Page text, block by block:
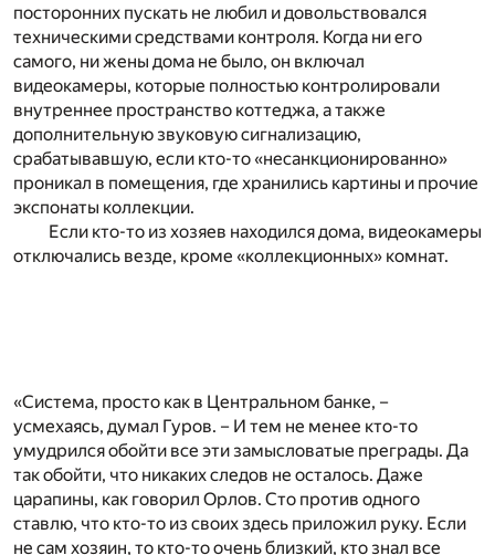
посторонних пускать не любил и довольствовался
техническими средствами контроля. Когда ни его
самого, ни жены дома не было, он включал
видеокамеры, которые полностью контролировали
внутреннее пространство коттеджа, а также
дополнительную звуковую сигнализацию,
срабатывавшую, если кто-то «несанкционированно»
проникал в помещения, где хранились картины и прочие
экспонаты коллекции.
Если кто-то из хозяев находился дома, видеокамеры
отключались везде, кроме «коллекционных» комнат.
«Система, просто как в Центральном банке, –
усмехаясь, думал Гуров. – И тем не менее кто-то
умудрился обойти все эти замысловатые преграды. Да
так обойти, что никаких следов не осталось. Даже
царапины, как говорил Орлов. Сто против одного
ставлю, что кто-то из своих здесь приложил руку. Если
не сам хозяин, то кто-то очень близкий, кто знал все